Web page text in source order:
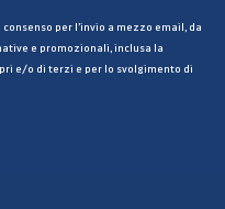
per l’invio a mezzo email, da
e promozionali, inclusa la
e/o di terzi e per lo svolgimento di